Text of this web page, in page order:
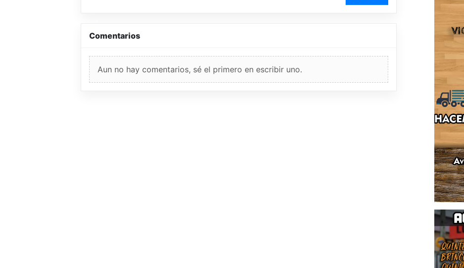
Comentarios
Aun no hay comentarios, sé el primero en escribir uno.